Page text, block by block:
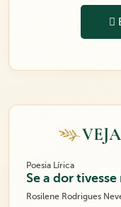
Poesia Lírica
Se a dor tivesse
Rosilene Rodrigues